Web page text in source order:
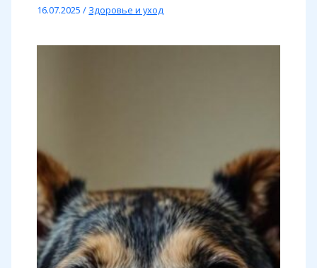
16.07.2025/ Здоровье и уход